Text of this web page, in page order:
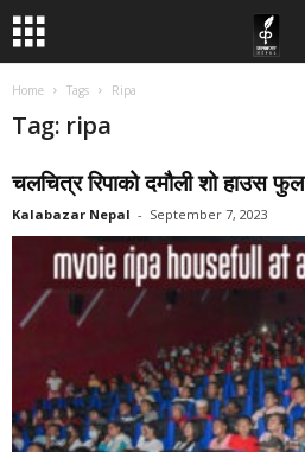
Home Tags Ripa
Tag: ripa
चलचित्र रिपाको दमौली शो हाउस फुल
Kalabazar Nepal - September 7, 2023